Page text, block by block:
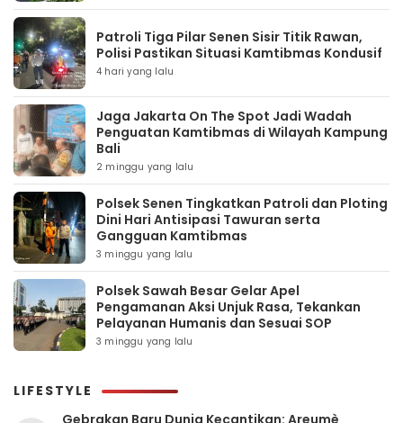
Patroli Tiga Pilar Senen Sisir Titik Rawan,
Polisi Pastikan Situasi Kamtibmas Kondusif
4 hari yang lalu
Jaga Jakarta On The Spot Jadi Wadah
Penguatan Kamtibmas di Wilayah Kampung
Bali
2 minggu yang lalu
Polsek Senen Tingkatkan Patroli dan Ploting
Dini Hari Antisipasi Tawuran serta
Gangguan Kamtibmas
3 minggu yang lalu
Polsek Sawah Besar Gelar Apel
Pengamanan Aksi Unjuk Rasa, Tekankan
Pelayanan Humanis dan Sesuai SOP
3 minggu yang lalu
LIFESTYLE
Gebrakan Baru Dunia Kecantikan: Areumè